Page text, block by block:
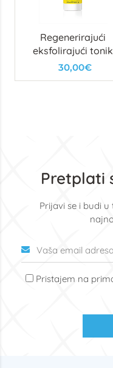
Regenerirajući
eksfolirajući tonik
30,00€
Pretplati
Prijavi se i budi
Pristajem na